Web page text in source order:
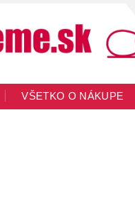
VŠETKO O NÁKUPE